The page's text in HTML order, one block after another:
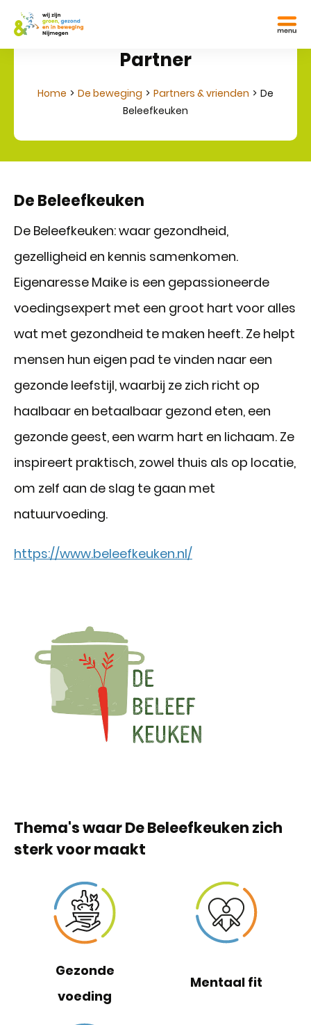
Partner
Home De beweging Partners & vrienden
De
Beleefkeuken
De Beleefkeuken
De Beleefkeuken: waar gezondheid,
gezelligheid en kennis samenkomen.
Eigenaresse Maike is een gepassioneerde
voedingsexpert met een groot hart voor alles
wat met gezondheid te maken heeft. Ze helpt
mensen hun eigen pad te vinden naar een
gezonde leefstijl, waarbij ze zich richt op
haalbaar en betaalbaar gezond eten, een
gezonde geest, een warm hart en lichaam. Ze
inspireert praktisch, zowel thuis als op locatie,
om zelf aan de slag te gaan met
natuurvoeding.
https://www.beleefkeuken.nl/
Thema's waar De Beleefkeuken zich
sterk voor maakt
Gezonde
voeding
Mentaal fit